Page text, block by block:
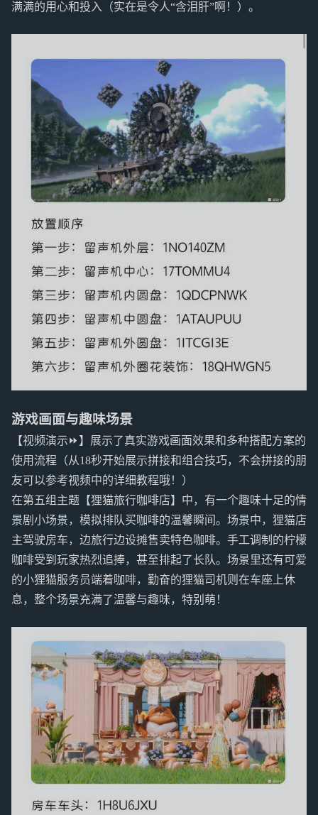
满满的用心和投入（实在是令人“含泪肝”啊！）。
游戏画面与趣味场景
【视频演示⏩️】展示了真实游戏画面效果和多种搭配方案的
使用流程（从18秒开始展示拼接和组合技巧，不会拼接的朋
友可以参考视频中的详细教程哦！）
在第五组主题【狸猫旅行咖啡店】中，有一个趣味十足的情
景剧小场景，模拟排队买咖啡的温馨瞬间。场景中，狸猫店
主驾驶房车，边旅行边设摊售卖特色咖啡。手工调制的柠檬
咖啡受到玩家热烈追捧，甚至排起了长队。场景里还有可爱
的小狸猫服务员端着咖啡，勤奋的狸猫司机则在车座上休
息，整个场景充满了温馨与趣味，特别萌！